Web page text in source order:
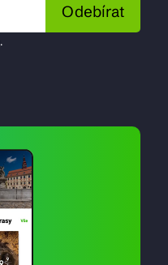
Odebírat
.